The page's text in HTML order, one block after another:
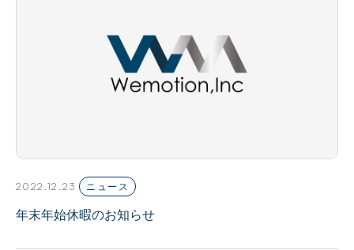
2022.12.23 ニュース
年末年始休暇のお知らせ